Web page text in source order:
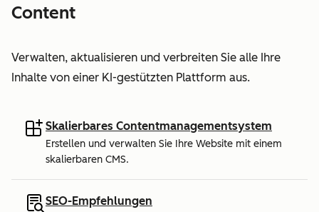
Content
Verwalten, aktualisieren und verbreiten Sie alle Ihre
Inhalte von einer KI-gestützten Plattform aus.
Skalierbares Contentmanagementsystem
Erstellen und verwalten Sie Ihre Website mit einem
skalierbaren CMS.
SEO-Empfehlungen